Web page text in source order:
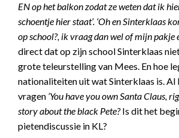
EN op het balkon zodat ze weten dat ik
schoentje hier staat’. ‘Oh en Sinterklaas
op school?, ik vraag dan wel of mijn pakje
direct dat op zijn school Sinterklaas
grote teleurstelling van Mees. En hoe
nationaliteiten uit wat Sinterklaas is. Al
vragen ‘You have you own Santa Claus,
story about the black Pete?Is dit het
pietendiscussie in KL?